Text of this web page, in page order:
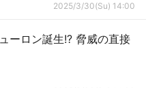
2025/3/30(Su) 14:00
ーロン誕生!? 脅威の直接